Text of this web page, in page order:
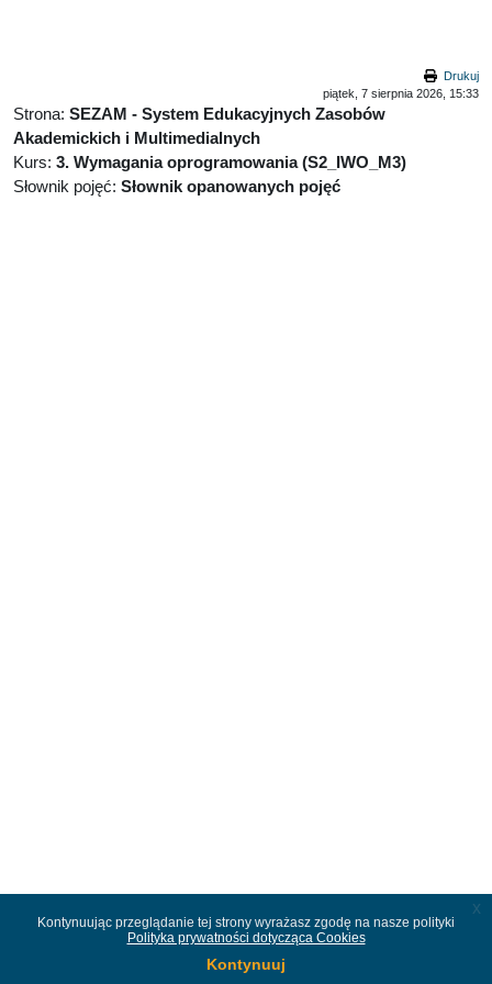
Kontynuując przeglądanie tej strony wyrażasz zgodę na nasze polityki
Polityka prywatności dotycząca Cookies
Kontynuuj
x
Drukuj
piątek, 7 sierpnia 2026, 15:33
Strona: SEZAM - System Edukacyjnych Zasobów
Akademickich i Multimedialnych
Kurs: 3. Wymagania oprogramowania (S2_IWO_M3)
Słownik pojęć: Słownik opanowanych pojęć